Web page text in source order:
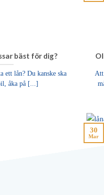
bäst för dig?
ett lån? Du kanske ska
åka på [...]
Att
30
Mar